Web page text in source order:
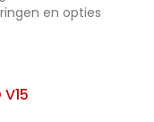
en opties
V15